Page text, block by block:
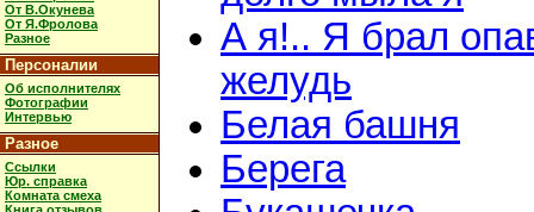
От В.Окунева
От Я.Фролова
Разное
Персоналии
Об исполнителях
Фотографии
Интервью
Разное
Ссылки
Юр. справка
Комната смеха
А я!.. Я брал
желудь
Белая башня
Берега